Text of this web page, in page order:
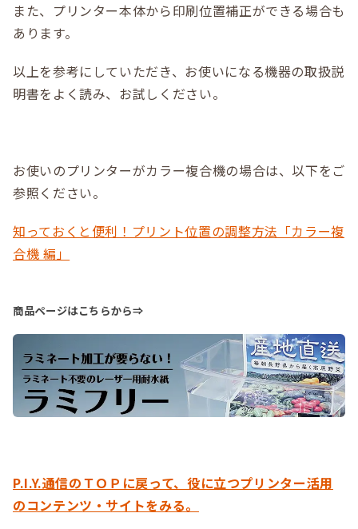
また、プリンター本体から印刷位置補正ができる場合も
あります。
以上を参考にしていただき、お使いになる機器の取扱説
明書をよく読み、お試しください。
お使いのプリンターがカラー複合機の場合は、以下をご
参照ください。
知っておくと便利！プリント位置の調整方法「カラー複
合機 編」
商品ページはこちらから⇒
P.I.Y.通信のＴＯＰに戻って、役に立つプリンター活用
のコンテンツ・サイトをみる。